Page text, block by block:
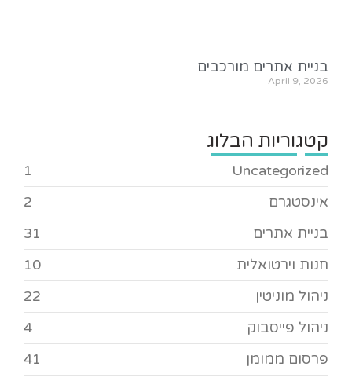
בניית אתרים מורכבים
April 9, 2026
קטגוריות הבלוג
Uncategorized
1
אינסטגרם
2
בניית אתרים
31
חנות וירטואלית
10
ניהול מוניטין
22
ניהול פייסבוק
4
פרסום ממומן
41